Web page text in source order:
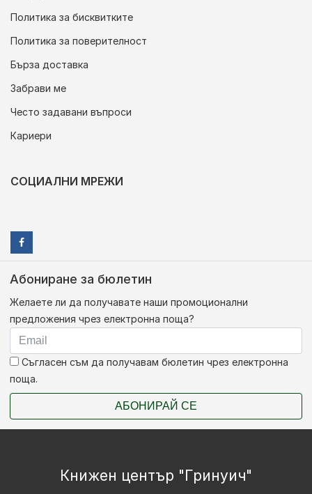
Политика за бисквитките
Политика за поверителност
Бърза доставка
Забрави ме
Често задавани въпроси
Кариери
СОЦИАЛНИ МРЕЖИ
Абониране за бюлетин
Желаете ли да получавате наши промоционални
предложения чрез електронна поща?
Съгласен съм да получавам бюлетин чрез електронна
поща.
АБОНИРАЙ СЕ
Книжен център "Гринуич"